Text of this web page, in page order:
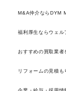
M&A仲介ならDYM
福利厚生ならウェル
おすすめの買取業者
リフォームの見積